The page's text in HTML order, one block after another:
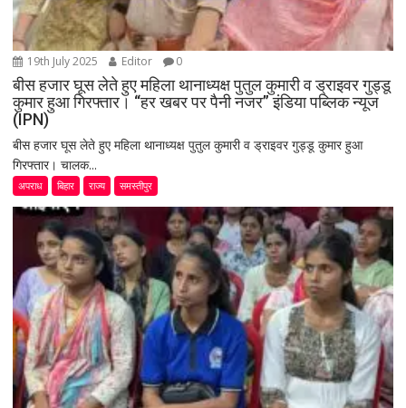
19th July 2025 Editor 0
बीस हजार घूस लेते हुए महिला थानाध्यक्ष पुतुल कुमारी व ड्राइवर गुड्डू
कुमार हुआ गिरफ्तार। “हर खबर पर पैनी नजर” इंडिया पब्लिक न्यूज
(IPN)
बीस हजार घूस लेते हुए महिला थानाध्यक्ष पुतुल कुमारी व ड्राइवर गुड्डू कुमार हुआ
गिरफ्तार। चालक...
अपराध बिहार राज्य समस्तीपुर